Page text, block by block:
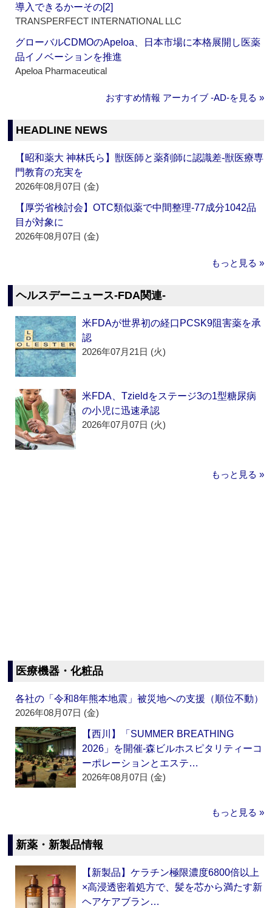
導入できるかーその[2]
TRANSPERFECT INTERNATIONAL LLC
グローバルCDMOのApeloa、日本市場に本格展開し医薬
品イノベーションを推進
Apeloa Pharmaceutical
おすすめ情報 アーカイブ ‐AD‐を見る »
HEADLINE NEWS
【昭和薬大 神林氏ら】獣医師と薬剤師に認識差‐獣医療専
門教育の充実を
2026年08月07日 (金)
【厚労省検討会】OTC類似薬で中間整理‐77成分1042品
目が対象に
2026年08月07日 (金)
もっと見る »
ヘルスデーニュース‐FDA関連‐
米FDAが世界初の経口PCSK9阻害薬を承
認
2026年07月21日 (火)
米FDA、Tzieldをステージ3の1型糖尿病
の小児に迅速承認
2026年07月07日 (火)
もっと見る »
医療機器・化粧品
各社の「令和8年熊本地震」被災地への支援（順位不動）
2026年08月07日 (金)
【西川】「SUMMER BREATHING
2026」を開催‐森ビルホスピタリティーコ
ーポレーションとエステ…
2026年08月07日 (金)
もっと見る »
新薬・新製品情報
【新製品】ケラチン極限濃度6800倍以上
×高浸透密着処方で、髪を芯から満たす新
ヘアケアブラン…